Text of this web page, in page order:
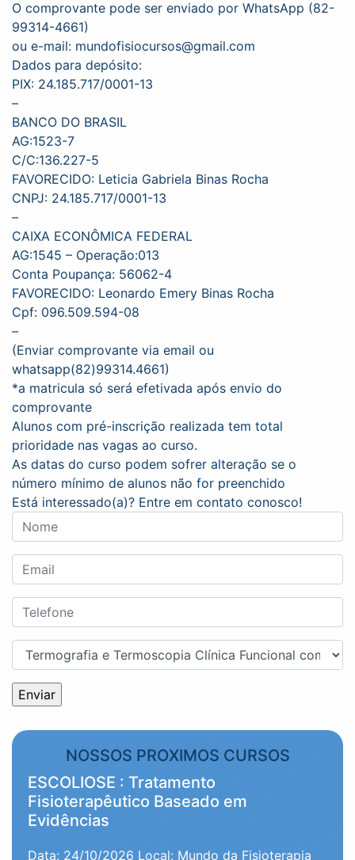
NOSSOS PROXIMOS CURSOS
ESCOLIOSE : Tratamento
Fisioterapêutico Baseado em
Evidências
Data: 24/10/2026 Local: Mundo da Fisioterapia
O comprovante pode ser enviado por WhatsApp (82-
99314-4661)
ou e-mail: mundofisiocursos@gmail.com
Dados para depósito:
PIX: 24.185.717/0001-13
–
BANCO DO BRASIL
AG:1523-7
C/C:136.227-5
FAVORECIDO: Leticia Gabriela Binas Rocha
CNPJ: 24.185.717/0001-13
–
CAIXA ECONÔMICA FEDERAL
AG:1545 – Operação:013
Conta Poupança: 56062-4
FAVORECIDO: Leonardo Emery Binas Rocha
Cpf: 096.509.594-08
–
(Enviar comprovante via email ou
whatsapp(82)99314.4661)
*a matricula só será efetivada após envio do
comprovante
Alunos com pré-inscrição realizada tem total
prioridade nas vagas ao curso.
As datas do curso podem sofrer alteração se o
número mínimo de alunos não for preenchido
Está interessado(a)? Entre em contato conosco!